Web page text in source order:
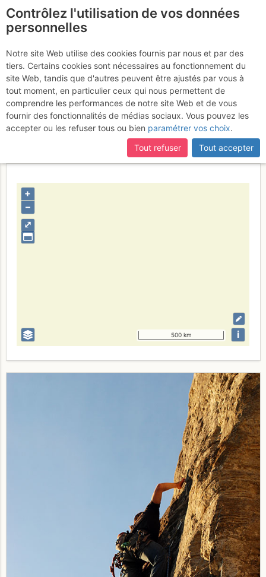
Carmina burana L1
Activités
Contributeur
vinceA
Type d'image (licence)
individuel (CC by-nc-nd)
1351685753_1085299670.jpg
⤢
+
–
500 km i
Contrôlez l'utilisation de vos données
personnelles
Notre site Web utilise des cookies fournis par nous et par des
tiers. Certains cookies sont nécessaires au fonctionnement du
site Web, tandis que d'autres peuvent être ajustés par vous à
tout moment, en particulier ceux qui nous permettent de
comprendre les performances de notre site Web et de vous
fournir des fonctionnalités de médias sociaux. Vous pouvez les
accepter ou les refuser tous ou bien paramétrer vos choix.
Tout refuser
Tout accepter